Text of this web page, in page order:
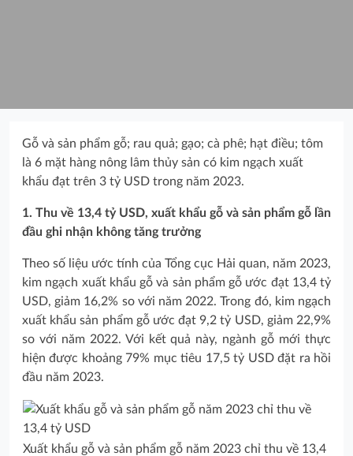
Gỗ và sản phẩm gỗ; rau quả; gạo; cà phê; hạt điều; tôm
là 6 mặt hàng nông lâm thủy sản có kim ngạch xuất
khẩu đạt trên 3 tỷ USD trong năm 2023.
1. Thu về 13,4 tỷ USD, xuất khẩu gỗ và sản phẩm gỗ lần
đầu ghi nhận không tăng trưởng
Theo số liệu ước tính của Tổng cục Hải quan, năm 2023,
kim ngạch xuất khẩu gỗ và sản phẩm gỗ ước đạt 13,4 tỷ
USD, giảm 16,2% so với năm 2022. Trong đó, kim ngạch
xuất khẩu sản phẩm gỗ ước đạt 9,2 tỷ USD, giảm 22,9%
so với năm 2022. Với kết quả này, ngành gỗ mới thực
hiện được khoảng 79% mục tiêu 17,5 tỷ USD đặt ra hồi
đầu năm 2023.
Xuất khẩu gỗ và sản phẩm gỗ năm 2023 chỉ thu về 13,4